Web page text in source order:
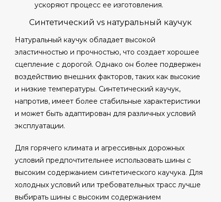
ускоряют процесс ее изготовления.
Синтетический vs натуральный каучук
Натуральный каучук обладает высокой
эластичностью и прочностью, что создает хорошее
сцепление с дорогой. Однако он более подвержен
воздействию внешних факторов, таких как высокие
и низкие температуры. Синтетический каучук,
напротив, имеет более стабильные характеристики
и может быть адаптирован для различных условий
эксплуатации.
Для горячего климата и агрессивных дорожных
условий предпочтительнее использовать шины с
высоким содержанием синтетического каучука. Для
холодных условий или требовательных трасс лучше
выбирать шины с высоким содержанием